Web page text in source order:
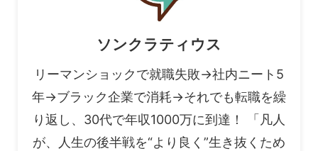
ソンクラティウス
リーマンショックで就職失敗→社内ニート5
年→ブラック企業で消耗→それでも転職を繰
り返し、30代で年収1000万に到達！ 「凡人
が、人生の後半戦を“より良く”生き抜くため